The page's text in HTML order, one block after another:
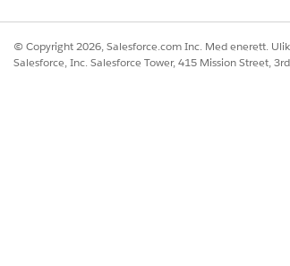
for mobil-metadatabuffer for å støtte
© Copyright 2026, Salesforce.com Inc. Med enerett.
Salesforce, Inc. Salesforce Tower, 415 Mission Street,